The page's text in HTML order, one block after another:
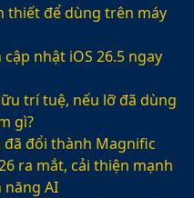
thiết để dùng trên máy
nhật iOS 26.5 ngay
trí tuệ, nếu lỡ đã dùng
gì?
đã đổi thành Magnific
ra mắt, cải thiện mạnh
năng AI